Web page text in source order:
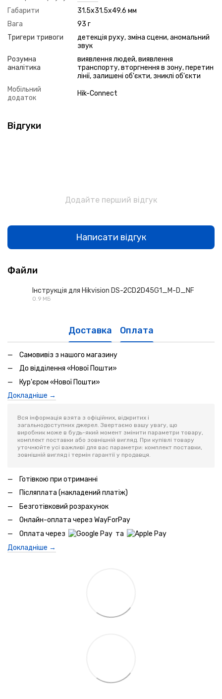
Габарити
31.5x31.5x49.6 мм
Вага
93 г
Тригери тривоги
детекція руху, зміна сцени, аномальний
звук
Розумна
аналітика
виявлення людей, виявлення
транспорту, вторгнення в зону, перетин
лінії, залишені об'єкти, зниклі об'єкти
Мобільний
додаток
Hik-Connect
Відгуки
Додайте перший відгук
Написати відгук
Файли
Інструкція для Hikvision DS-2CD2D45G1_M-D_NF
0.9 МБ
Доставка Оплата
Самовивіз з нашого магазину
До відділення «Нової Пошти»
Кур'єром «Нової Пошти»
Докладніше →
Вся інформація взята з офіційних, відкритих і
загальнодоступних джерел. Звертаємо вашу увагу, що
виробник може в будь-який момент змінити параметри товару,
комплект поставки або зовнішній вигляд. При купівлі товару
уточнюйте усі важливі для вас параметри: комплект поставки,
зовнішній вигляд і термін гарантії у продавця.
Готівкою при отриманні
Післяплата (накладений платіж)
Безготівковий розрахунок
Онлайн-оплата через WayForPay
Оплата через
та
Докладніше →